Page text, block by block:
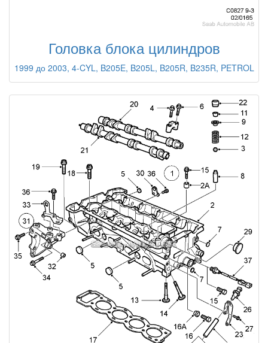
Головка блока цилиндров
1999 до 2003, 4-CYL, B205E, B205L, B205R, B235R, PETROL